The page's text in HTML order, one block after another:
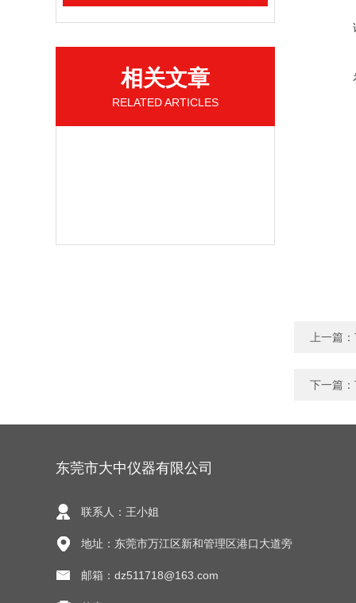
相关文章
RELATED ARTICLES
上一篇：
下一篇：
东莞市大中仪器有限公司
联系人：王小姐
地址：东莞市万江区新和管理区港口大道旁
邮箱：dz511718@163.com